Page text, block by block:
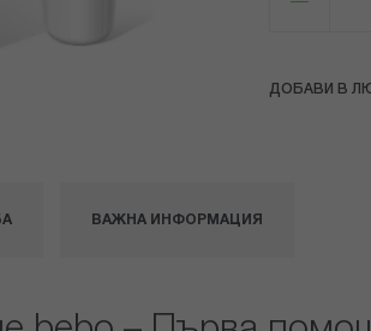
ДОБАВИ В
ВАЖНА ИНФОРМАЦИЯ